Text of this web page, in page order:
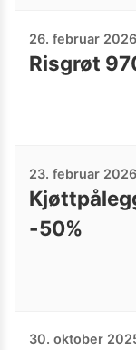
26. februar 2026
Risgrøt
23. februar 2026
-50%
30. oktober